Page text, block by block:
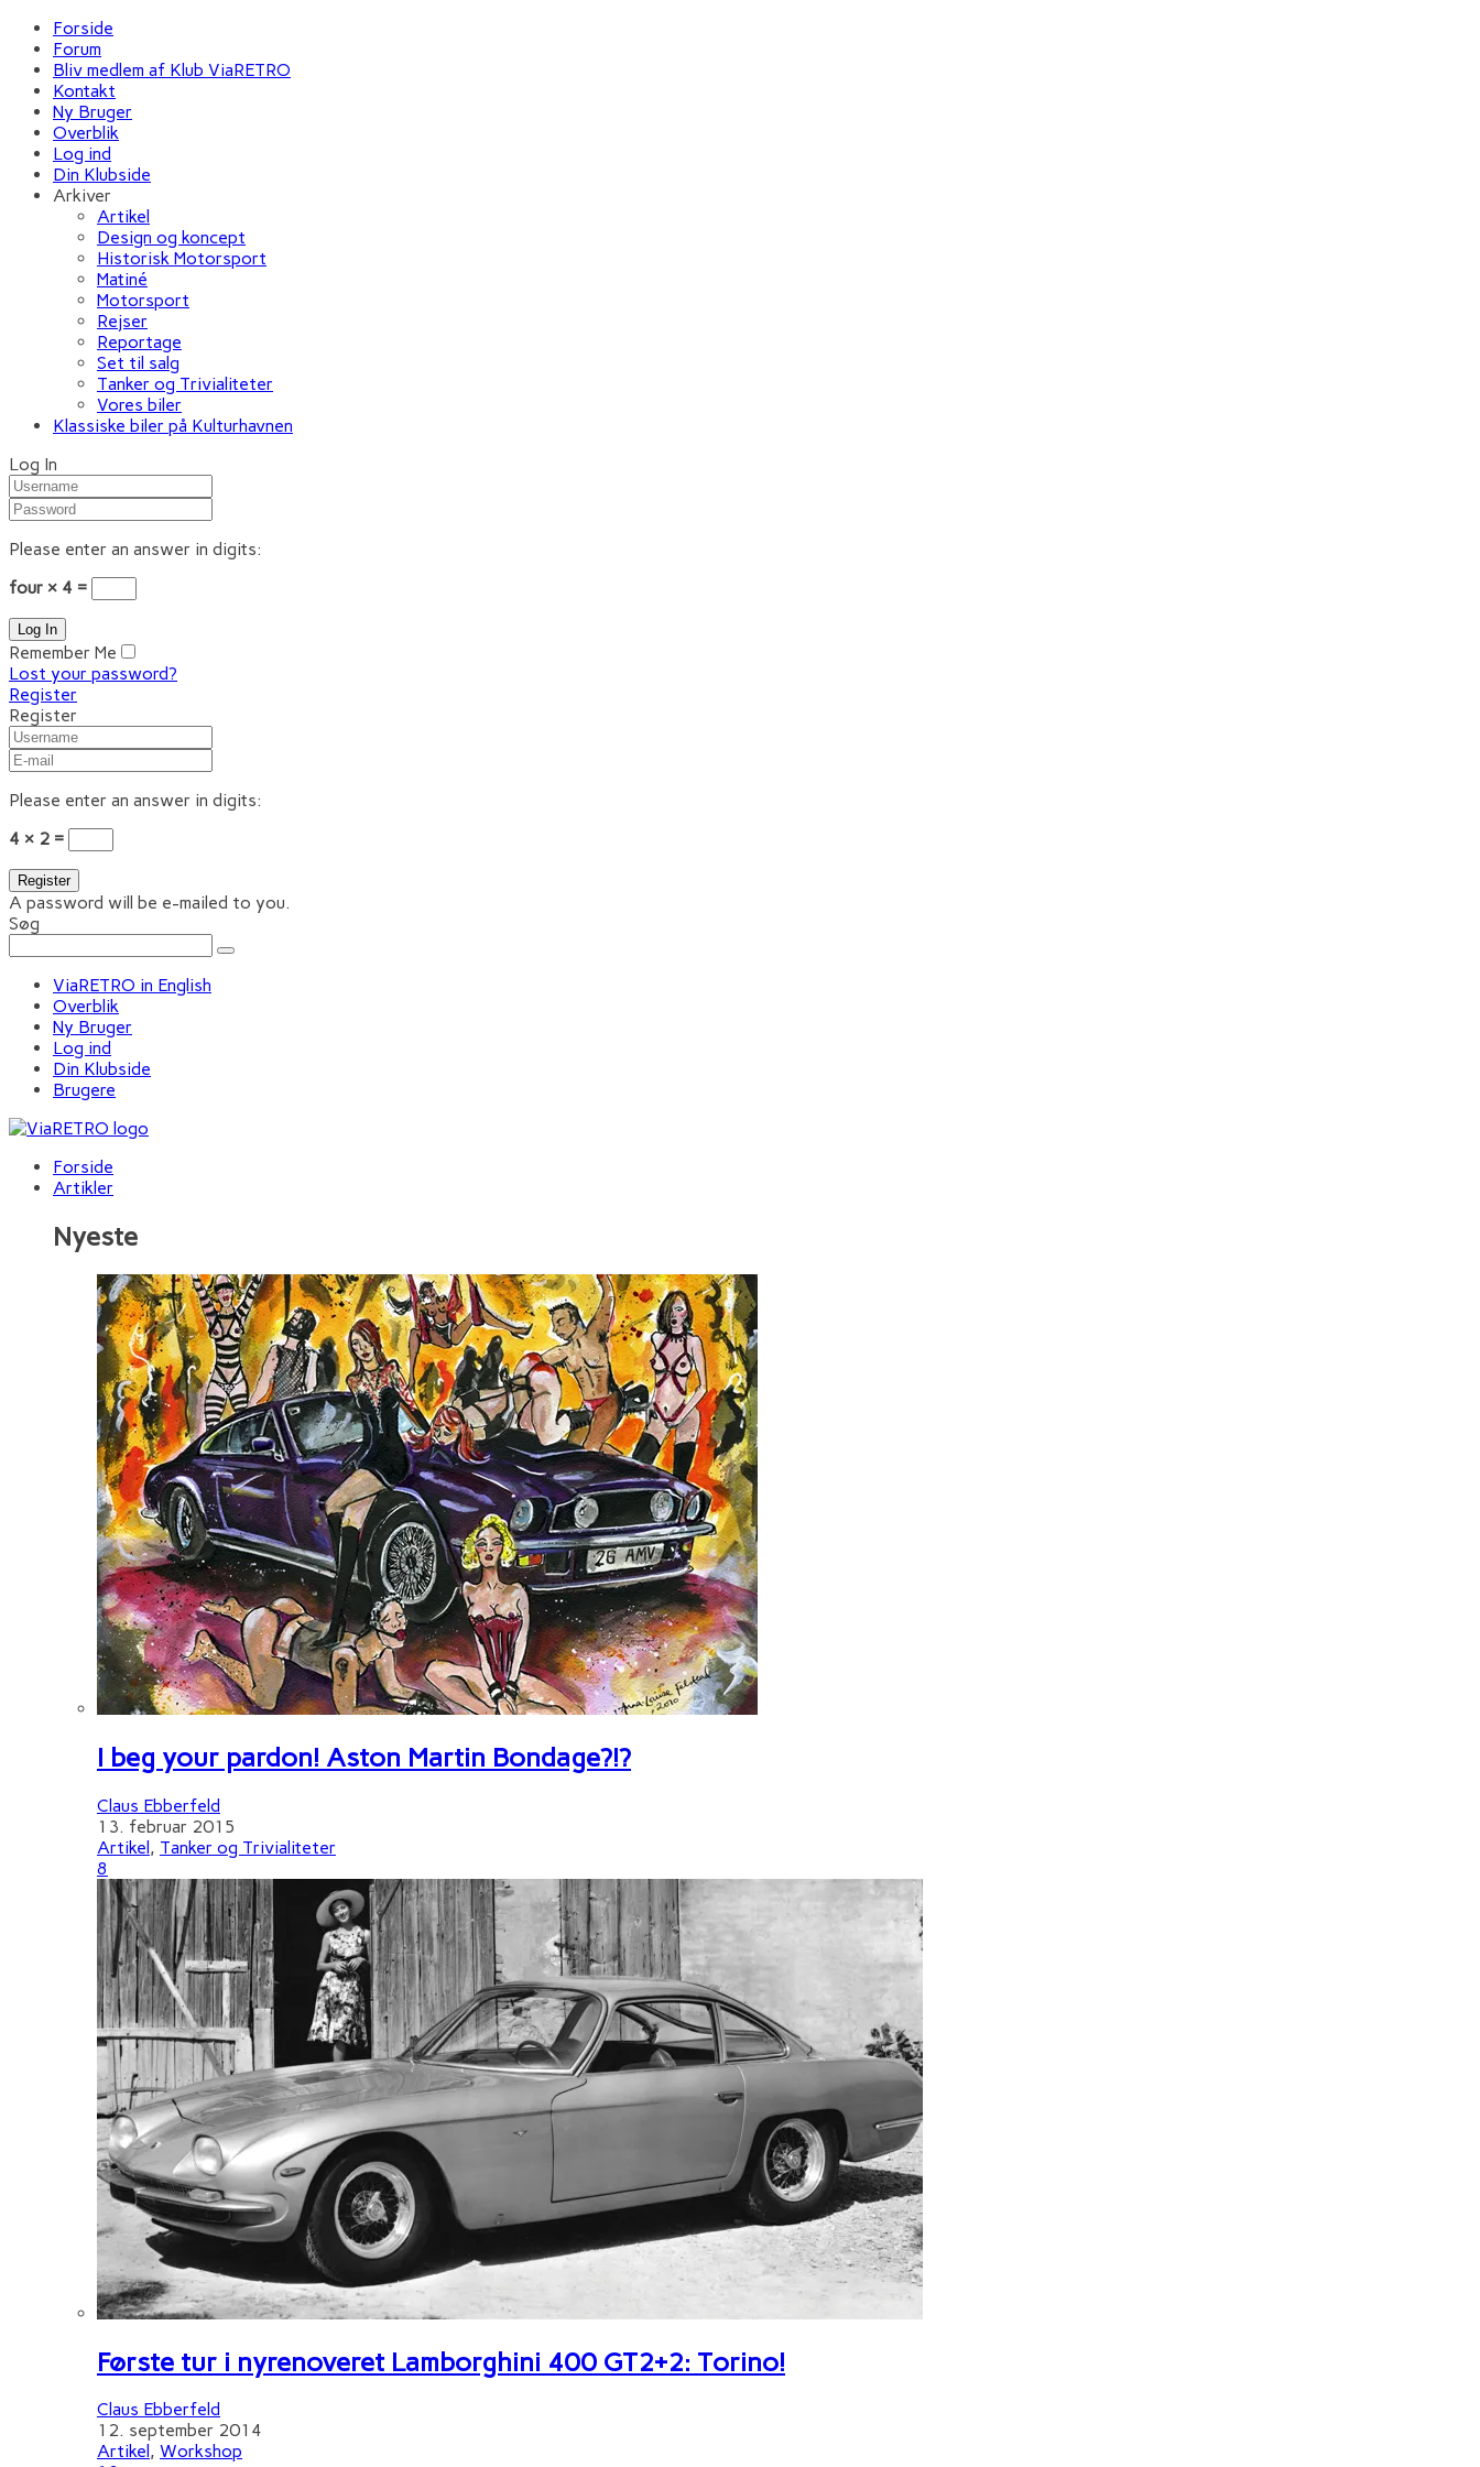
Forside
Forum
Bliv medlem af Klub ViaRETRO
Kontakt
Ny Bruger
Overblik
Log ind
Din Klubside
Arkiver
Artikel
Design og koncept
Historisk Motorsport
Matiné
Motorsport
Rejser
Reportage
Set til salg
Tanker og Trivialiteter
Vores biler
Klassiske biler på Kulturhavnen
Log In
Please enter an answer in digits:
four × 4 =
Remember Me
Lost your password?
Register
Register
Please enter an answer in digits:
4 × 2 =
A password will be e-mailed to you.
Søg
ViaRETRO in English
Overblik
Ny Bruger
Log ind
Din Klubside
Brugere
Forside
Artikler
Nyeste
I beg your pardon! Aston Martin Bondage?!?
Claus Ebberfeld
13. februar 2015
Artikel, Tanker og Trivialiteter
8
Første tur i nyrenoveret Lamborghini 400 GT2+2: Torino!
Claus Ebberfeld
12. september 2014
Artikel , Workshop